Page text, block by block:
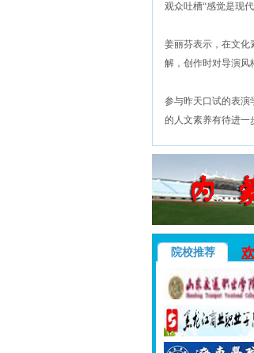
观众吐槽“感觉是现
姜丽芬表示，在文化
解，创作时对导演风
参与昨天口试的表演
的人文素养有待进一
院校推荐